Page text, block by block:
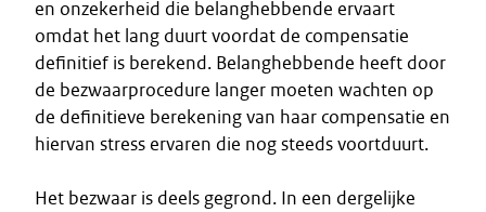
en onzekerheid die belanghebbende ervaart
omdat het lang duurt voordat de compensatie
definitief is berekend. Belanghebbende heeft door
de bezwaarprocedure langer moeten wachten op
de definitieve berekening van haar compensatie en
hiervan stress ervaren die nog steeds voortduurt.
Het bezwaar is deels gegrond. In een dergelijke